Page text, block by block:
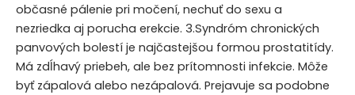
občasné pálenie pri močení, nechuť do sexu a
nezriedka aj porucha erekcie. 3.Syndróm chronických
panvových bolestí je najčastejšou formou prostatitídy.
Má zdĺhavý priebeh, ale bez prítomnosti infekcie. Môže
byť zápalová alebo nezápalová. Prejavuje sa podobne